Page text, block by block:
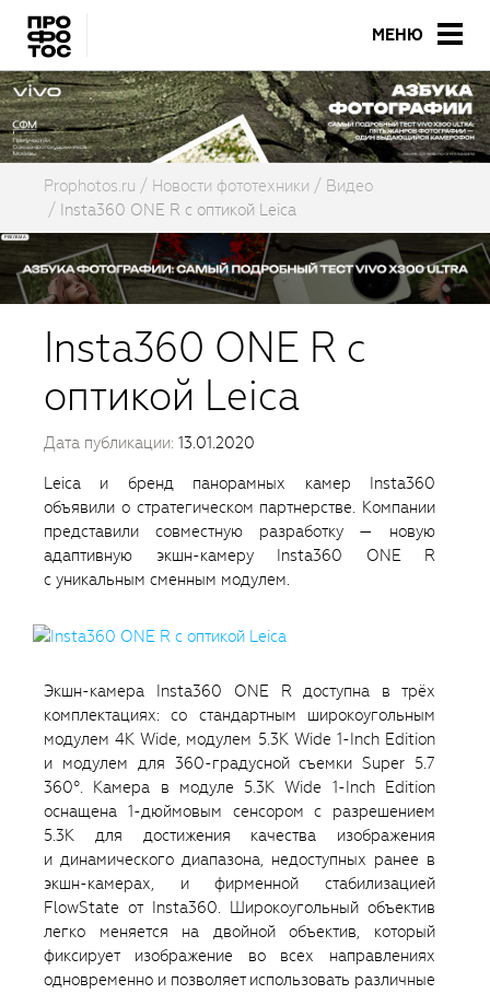
МЕНЮ
Prophotos.ru Новости фототехники
Видео
Insta360 ONE R с оптикой Leica
Insta360 ONE R с
оптикой Leica
Дата публикации: 13.01.2020
Leica и бренд панорамных камер Insta360
объявили о стратегическом партнерстве. Компании
представили совместную разработку — новую
адаптивную экшн-камеру Insta360 ONE R
с уникальным сменным модулем.
Экшн-камера Insta360 ONE R доступна в трёх
комплектациях: со стандартным широкоугольным
модулем 4K Wide, модулем 5.3K Wide 1-Inch Edition
и модулем для 360-градусной съемки Super 5.7
360°. Камера в модуле 5.3K Wide 1-Inch Edition
оснащена 1-дюймовым сенсором с разрешением
5.3К для достижения качества изображения
и динамического диапазона, недоступных ранее в
экшн-камерах, и фирменной стабилизацией
FlowState от Insta360. Широкоугольный объектив
легко меняется на двойной объектив, который
фиксирует изображение во всех направлениях
одновременно и позволяет использовать различные